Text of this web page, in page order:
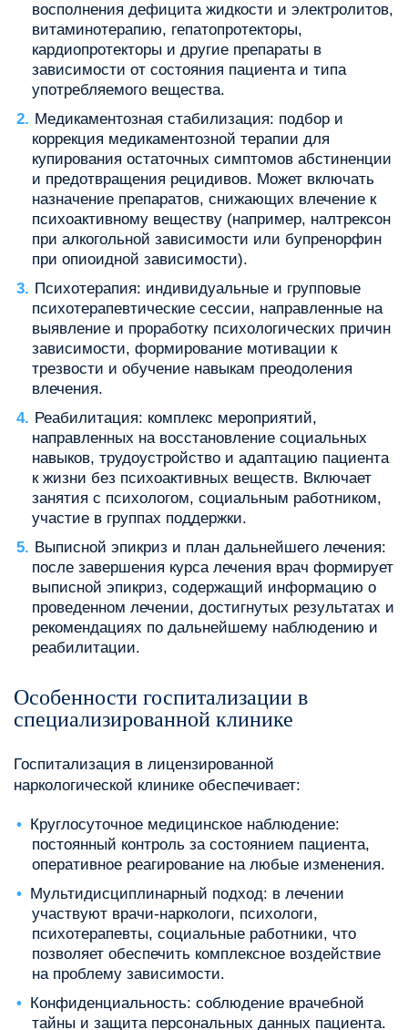
восполнения дефицита жидкости и электролитов,
витаминотерапию, гепатопротекторы,
кардиопротекторы и другие препараты в
зависимости от состояния пациента и типа
употребляемого вещества.
Медикаментозная стабилизация: подбор и
коррекция медикаментозной терапии для
купирования остаточных симптомов абстиненции
и предотвращения рецидивов. Может включать
назначение препаратов, снижающих влечение к
психоактивному веществу (например, налтрексон
при алкогольной зависимости или бупренорфин
при опиоидной зависимости).
Психотерапия: индивидуальные и групповые
психотерапевтические сессии, направленные на
выявление и проработку психологических причин
зависимости, формирование мотивации к
трезвости и обучение навыкам преодоления
влечения.
Реабилитация: комплекс мероприятий,
направленных на восстановление социальных
навыков, трудоустройство и адаптацию пациента
к жизни без психоактивных веществ. Включает
занятия с психологом, социальным работником,
участие в группах поддержки.
Выписной эпикриз и план дальнейшего лечения:
после завершения курса лечения врач формирует
выписной эпикриз, содержащий информацию о
проведенном лечении, достигнутых результатах и
рекомендациях по дальнейшему наблюдению и
реабилитации.
Особенности госпитализации в
специализированной клинике
Госпитализация в лицензированной
наркологической клинике обеспечивает:
Круглосуточное медицинское наблюдение:
постоянный контроль за состоянием пациента,
оперативное реагирование на любые изменения.
Мультидисциплинарный подход: в лечении
участвуют врачи-наркологи, психологи,
психотерапевты, социальные работники, что
позволяет обеспечить комплексное воздействие
на проблему зависимости.
Конфиденциальность: соблюдение врачебной
тайны и защита персональных данных пациента.